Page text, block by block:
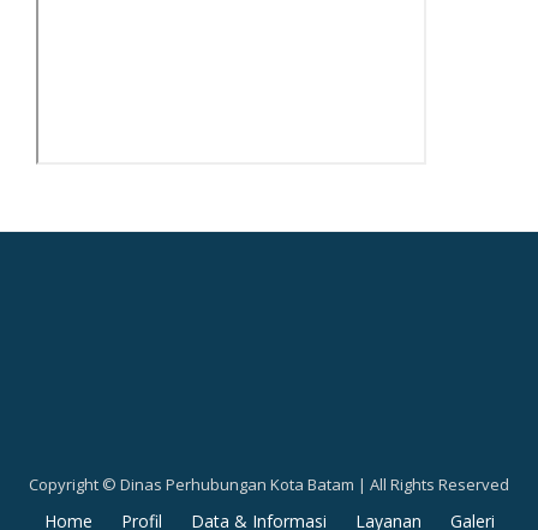
Copyright © Dinas Perhubungan Kota Batam | All Rights Reserved
Secondary
Home Profil Data & Informasi Layanan Galeri